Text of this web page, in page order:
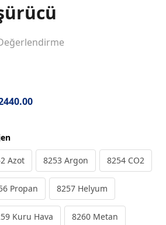
Azot 8253 Argon 8254 CO2
Propan 8257 Helyum
Kuru Hava 8260 Metan